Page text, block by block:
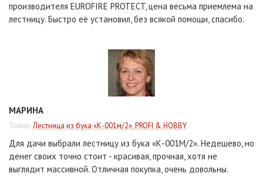
производителя EUROFIRE PROTECT, цена весьма приемлема на
лестницу. Быстро её установил, без всякой помощи, спасибо.
МАРИНА
Товар:Лестница из бука «К-001м/2», PROFI & HOBBY
Для дачи выбрали лестницу из бука «К-001М/2». Недешево, но
денег своих точно стоит - красивая, прочная, хотя не
выглядит массивной. Отличная покупка, очень довольны.